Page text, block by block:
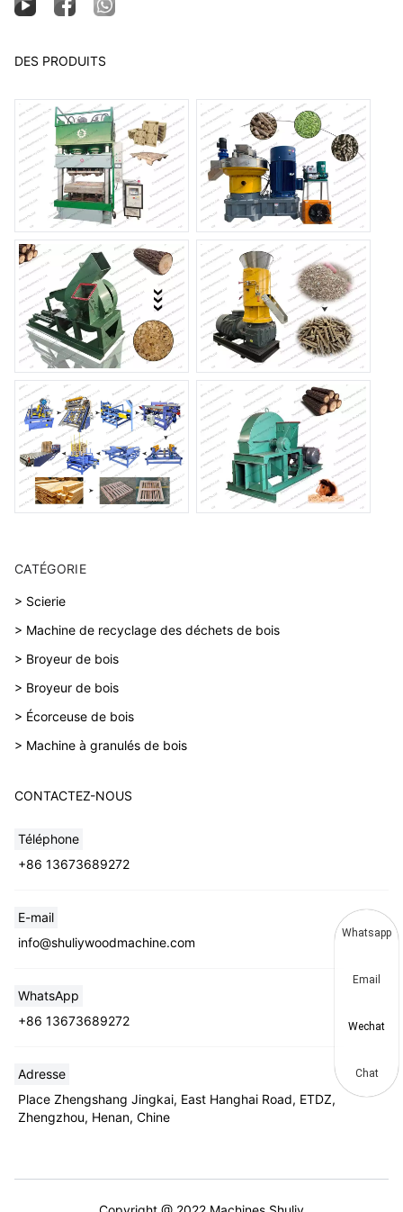
DES PRODUITS
CATÉGORIE
> Scierie
> Machine de recyclage des déchets de bois
> Broyeur de bois
> Broyeur de bois
> Écorceuse de bois
> Machine à granulés de bois
CONTACTEZ-NOUS
Téléphone
+86 13673689272
E-mail
info@shuliywoodmachine.com
WhatsApp
+86 13673689272
Adresse
Place Zhengshang Jingkai, East Hanghai Road, ETDZ,
Zhengzhou, Henan, Chine
Whatsapp
Email
Wechat
Chat